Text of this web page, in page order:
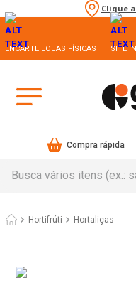
Clique
ENCARTE LOJAS FÍSICAS SITE
Compra rápida
Hortifrúti Hortaliças